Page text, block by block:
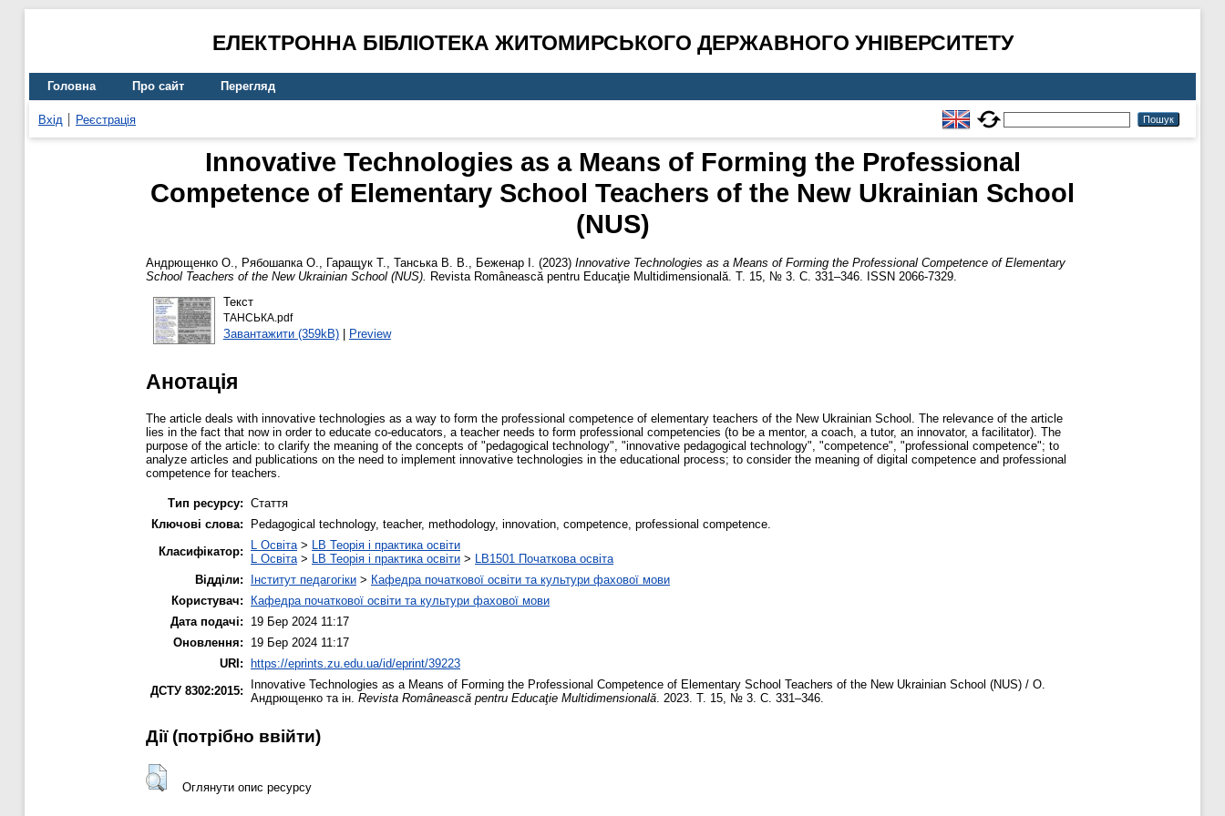
ЕЛЕКТРОННА БІБЛІОТЕКА ЖИТОМИРСЬКОГО ДЕРЖАВНОГО УНІВЕРСИТЕТУ
Головна Про сайт Перегляд
Вхід Реєстрація
Innovative Technologies as a Means of Forming the Professional
Competence of Elementary School Teachers of the New Ukrainian School
(NUS)
Андрющенко О., Рябошапка О., Гаращук Т., Танська В. В., Беженар І. (2023) Innovative Technologies as a Means of Forming the Professional Competence of Elementary
School Teachers of the New Ukrainian School (NUS). Revista Românească pentru Educaţie Multidimensională. Т. 15, № 3. С. 331–346. ISSN 2066-7329.
Текст
ТАНСЬКА.pdf
Завантажити (359kB)| Preview
Анотація
The article deals with innovative technologies as a way to form the professional competence of elementary teachers of the New Ukrainian School. The relevance of the article
lies in the fact that now in order to educate co-educators, a teacher needs to form professional competencies (to be a mentor, a coach, a tutor, an innovator, a facilitator). The
purpose of the article: to clarify the meaning of the concepts of "pedagogical technology", "innovative pedagogical technology", "competence", "professional competence"; to
analyze articles and publications on the need to implement innovative technologies in the educational process; to consider the meaning of digital competence and professional
competence for teachers.
Тип ресурсу: Стаття
Ключові слова:
Pedagogical technology, teacher, methodology, innovation, competence, professional competence.
Класифікатор:
L Освіта > LB Теорія і практика освіти
L Освіта > LB Теорія і практика освіти > LB1501 Початкова освіта
Відділи:
Інститут педагогіки > Кафедра початкової освіти та культури фахової мови
Користувач:
Кафедра початкової освіти та культури фахової мови
Дата подачі:
19 Бер 2024 11:17
Оновлення:
19 Бер 2024 11:17
URI: https://eprints.zu.edu.ua/id/eprint/39223
ДСТУ 8302:2015:
Innovative Technologies as a Means of Forming the Professional Competence of Elementary School Teachers of the New Ukrainian School (NUS) / О.
Андрющенко та ін. Revista Românească pentru Educaţie Multidimensională . 2023. Т. 15, № 3. С. 331–346.
Дії ​​(потрібно ввійти)
Оглянути опис ресурсу